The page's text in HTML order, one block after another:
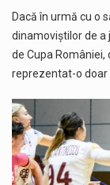
Dacă în urmă cu o
dinamoviștilor de a
de Cupa
reprezentat-o doar